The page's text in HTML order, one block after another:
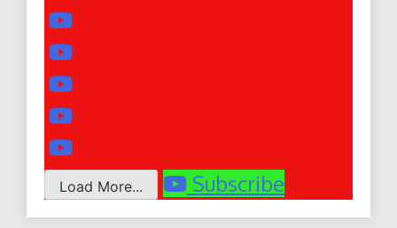
Load More... Subscribe